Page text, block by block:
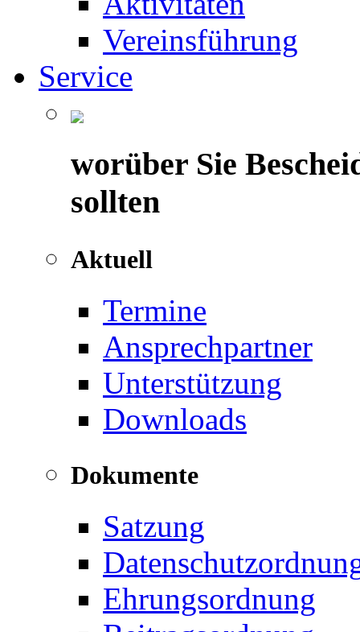
Vereinsführung
Service
worüber Sie
sollten
Aktuell
Termine
Ansprechpartner
Unterstützung
Downloads
Dokumente
Satzung
Ehrungsordnung